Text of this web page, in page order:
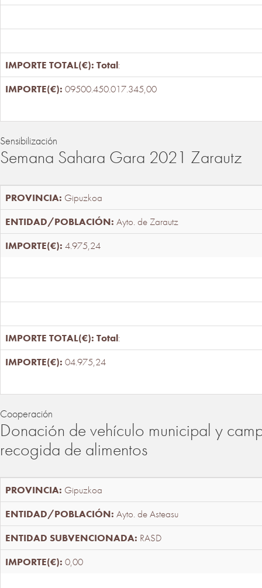
Total:
09500.450.017.345,00
Sensibilización
Semana Sahara Gara 2021 Zarautz
Gipuzkoa
Ayto. de Zarautz
4.975,24
Total:
04.975,24
Cooperación
Donación de vehículo municipal y
recogida de alimentos
Gipuzkoa
Ayto. de Asteasu
RASD
0,00